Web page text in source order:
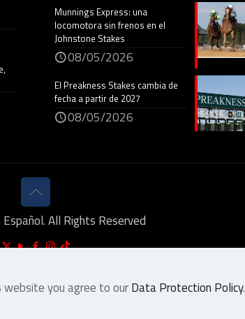
Munnings Express: una
locomotora sin frenos en el
Johnstone Stakes
08/05/2026
El Preakness Stakes cambia de
fecha a partir de 2027
08/05/2026
Español. All Rights Reserved
website you agree to ourData Protection Policy.